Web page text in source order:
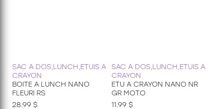
SAC A DOS,LUNCH,ETUIS A
CRAYON
BOITE A LUNCH NANO
FLEURI RS
28.99 $
SAC A DOS,LUNCH,ETUIS A
CRAYON
ETU A CRAYON NANO NR
GR MOTO
11.99 $